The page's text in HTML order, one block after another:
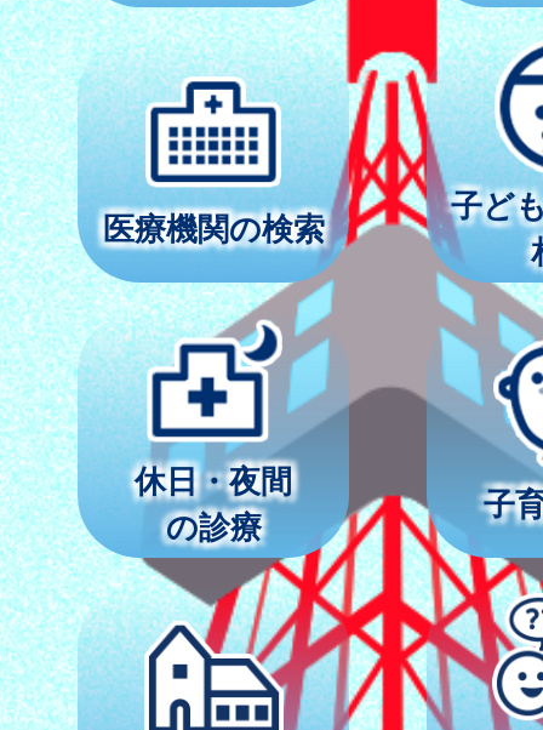
医療機関の検索
子ど
休日・夜間
の診療
子